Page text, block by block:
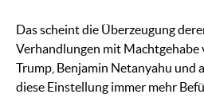
Das scheint die Überzeugung
Verhandlungen mit Machtgehabe
Trump, Benjamin Netanyahu und
diese Einstellung immer mehr